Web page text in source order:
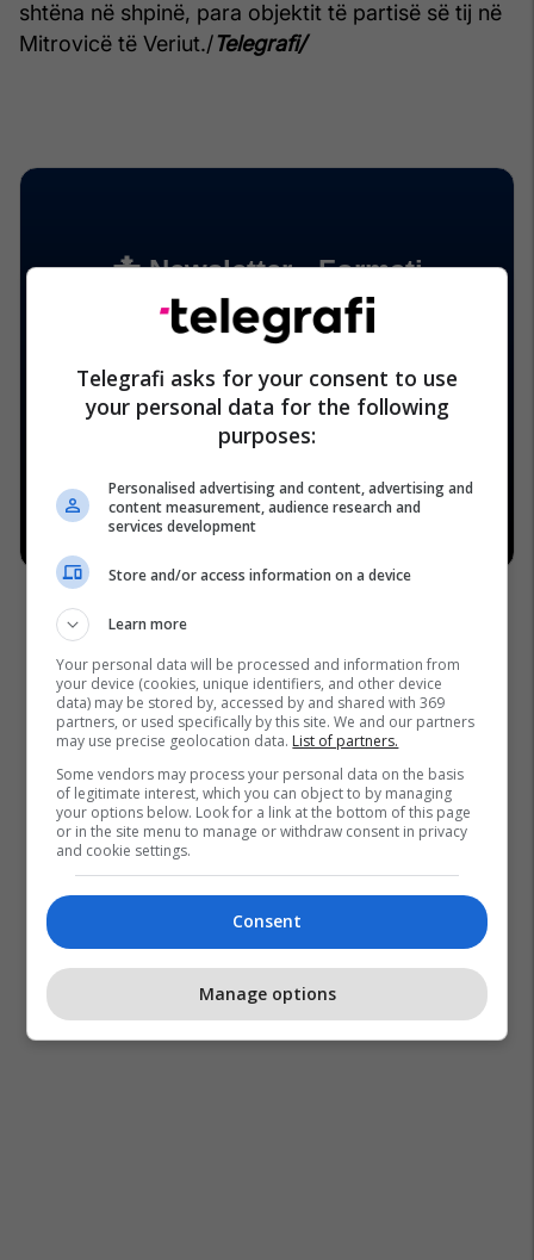
shtëna në shpinë, para objektit të partisë së tij në
Mitrovicë të Veriut./Telegrafi/
Telegrafi asks for your consent to use
your personal data for the following
purposes:
Personalised advertising and content, advertising and
content measurement, audience research and
services development
Store and/or access information on a device
Learn more
Your personal data will be processed and information from
your device (cookies, unique identifiers, and other device
data) may be stored by, accessed by and shared with 369
partners, or used specifically by this site. We and our partners
may use precise geolocation data. List of partners.
Some vendors may process your personal data on the basis
of legitimate interest, which you can object to by managing
your options below. Look for a link at the bottom of this page
or in the site menu to manage or withdraw consent in privacy
and cookie settings.
Consent
Manage options